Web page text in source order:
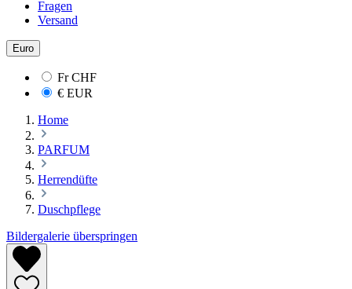
Fragen
Versand
Euro
FrCHF
€ EUR
Home
PARFUM
Herrendüfte
Duschpflege
Bildergalerie überspringen